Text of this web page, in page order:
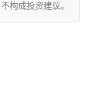
构成投资建议。